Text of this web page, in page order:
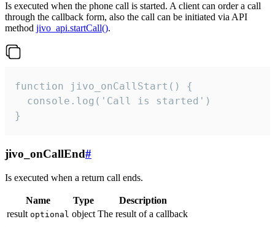
Is executed when the phone call is started. A client can order a call
through the callback form, also the call can be initiated via API
method jivo_api.startCall().
function jivo_onCallStart() {
  console.log('Call is started')
}
jivo_onCallEnd#
Is executed when a return call ends.
Name Type
Description
result optional object The result of a callback